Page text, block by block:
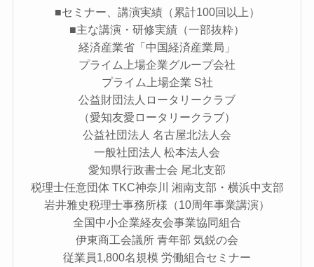
■セミナー、講演実績（累計100回以上）
■主な講演・研修実績（一部抜粋）
経済産業省「中国経済産業局」
プライム上場企業グループ会社
プライム上場企業 S社
公益財団法人ロータリークラブ
（愛知友愛ロータリークラブ）
公益社団法人 名古屋北法人会
一般社団法人 松本法人会
愛知県行政書士会 尾北支部
税理士任意団体 TKC神奈川 湘南支部・横浜中支部
岩井雅史税理士事務所様（10周年事業講演）
全国中小企業経友会事業協同組合
伊東商工会議所 青年部 気鋭の会
従業員1,800名規模 労働組合セミナー